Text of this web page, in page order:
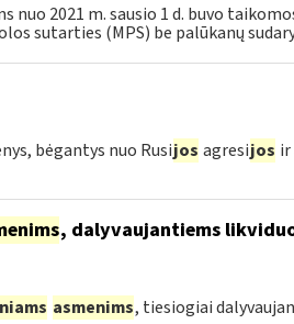
nuo 2021 m. sausio 1 d. buvo
sutarties (MPS) be palūkanų
bėgantys nuo Rusijos agresijos ir
, dalyvaujantiems
asmenims, tiesiogiai